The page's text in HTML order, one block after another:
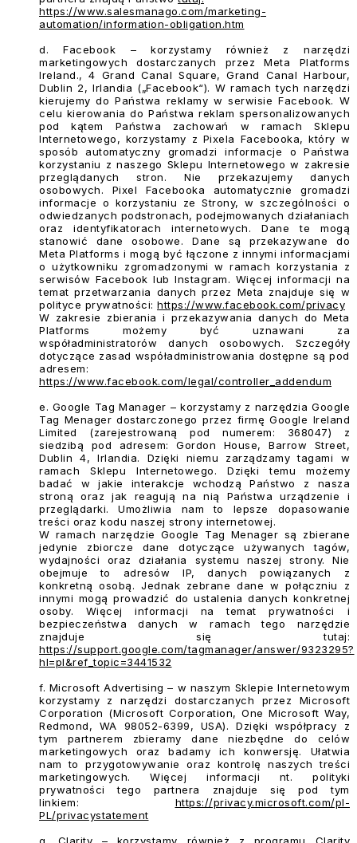
https://www.salesmanago.com/marketing-
automation/information-obligation.htm
d. Facebook – korzystamy również z narzędzi
marketingowych dostarczanych przez Meta Platforms
Ireland., 4 Grand Canal Square, Grand Canal Harbour,
Dublin 2, Irlandia („Facebook“). W ramach tych narzędzi
kierujemy do Państwa reklamy w serwisie Facebook. W
celu kierowania do Państwa reklam spersonalizowanych
pod kątem Państwa zachowań w ramach Sklepu
Internetowego, korzystamy z Pixela Facebooka, który w
sposób automatyczny gromadzi informacje o Państwa
korzystaniu z naszego Sklepu Internetowego w zakresie
przeglądanych stron. Nie przekazujemy danych
osobowych. Pixel Facebooka automatycznie gromadzi
informacje o korzystaniu ze Strony, w szczególności o
odwiedzanych podstronach, podejmowanych działaniach
oraz identyfikatorach internetowych. Dane te mogą
stanowić dane osobowe. Dane są przekazywane do
Meta Platforms i mogą być łączone z innymi informacjami
o użytkowniku zgromadzonymi w ramach korzystania z
serwisów Facebook lub Instagram. Więcej informacji na
temat przetwarzania danych przez Meta znajduje się w
polityce prywatności: https://www.facebook.com/privacy
W zakresie zbierania i przekazywania danych do Meta
Platforms możemy być uznawani za
współadministratorów danych osobowych. Szczegóły
dotyczące zasad współadministrowania dostępne są pod
adresem:
https://www.facebook.com/legal/controller_addendum
e. Google Tag Manager – korzystamy z narzędzia Google
Tag Menager dostarczonego przez firmę Google Ireland
Limited (zarejestrowaną pod numerem: 368047) z
siedzibą pod adresem: Gordon House, Barrow Street,
Dublin 4, Irlandia. Dzięki niemu zarządzamy tagami w
ramach Sklepu Internetowego. Dzięki temu możemy
badać w jakie interakcje wchodzą Państwo z nasza
stroną oraz jak reagują na nią Państwa urządzenie i
przeglądarki. Umożliwia nam to lepsze dopasowanie
treści oraz kodu naszej strony internetowej.
W ramach narzędzie Google Tag Menager są zbierane
jedynie zbiorcze dane dotyczące używanych tagów,
wydajności oraz działania systemu naszej strony. Nie
obejmuje to adresów IP, danych powiązanych z
konkretną osobą. Jednak zebrane dane w połączniu z
innymi mogą prowadzić do ustalenia danych konkretnej
osoby. Więcej informacji na temat prywatności i
bezpieczeństwa danych w ramach tego narzędzie
znajduje się tutaj:
https://support.google.com/tagmanager/answer/9323295?
hl=pl&ref_topic=3441532
f. Microsoft Advertising – w naszym Sklepie Internetowym
korzystamy z narzędzi dostarczanych przez Microsoft
Corporation (Microsoft Corporation, One Microsoft Way,
Redmond, WA 98052-6399, USA). Dzięki współpracy z
tym partnerem zbieramy dane niezbędne do celów
marketingowych oraz badamy ich konwersję. Ułatwia
nam to przygotowywanie oraz kontrolę naszych treści
marketingowych. Więcej informacji nt. polityki
prywatności tego partnera znajduje się pod tym
linkiem: https://privacy.microsoft.com/pl-
PL/privacystatement